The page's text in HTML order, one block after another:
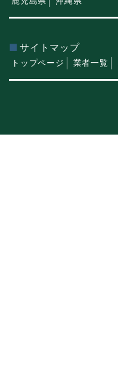
サイトマップ
トップページ 業者一覧